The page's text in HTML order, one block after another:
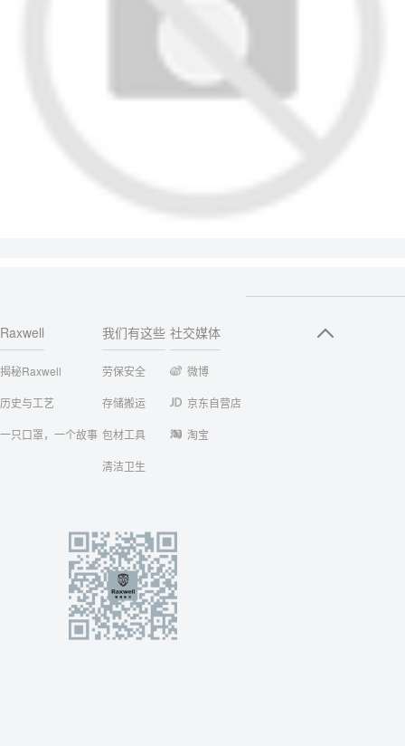
Raxwell
揭秘Raxwell
历史与工艺
一只口罩，一个故事
我们有这些
劳保安全
存储搬运
包材工具
清洁卫生
社交媒体
微博
京东自营店
淘宝